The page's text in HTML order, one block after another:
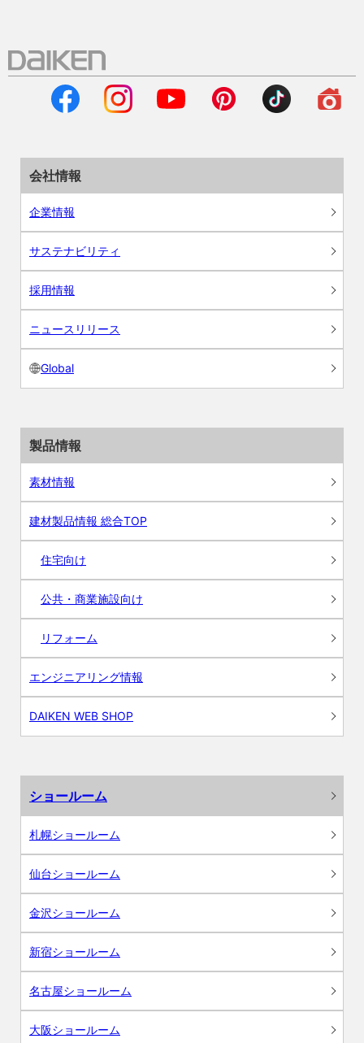
会社情報
企業情報
サステナビリティ
採用情報
ニュースリリース
Global
製品情報
素材情報
建材製品情報 総合TOP
住宅向け
公共・商業施設向け
リフォーム
エンジニアリング情報
DAIKEN WEB SHOP
ショールーム
札幌ショールーム
仙台ショールーム
金沢ショールーム
新宿ショールーム
名古屋ショールーム
大阪ショールーム